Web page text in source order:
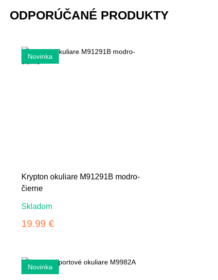
ODPORÚČANÉ PRODUKTY
Krypton okuliare M91291B modro-
čierne
Skladom
19.99 €